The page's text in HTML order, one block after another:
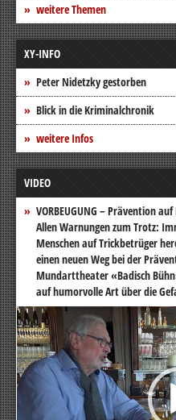
weitere Themen
XY-INFO
Peter Nidetzky gestorben
Blick in die Kriminalchronik
weitere Infos
VIDEO
VORBEUGUNG – Prävention auf
Allen Warnungen zum Trotz:
Menschen auf Trickbetrüger
einen neuen Weg bei der
Mundarttheater «Badisch
auf humorvolle Art über die
Video-
Player